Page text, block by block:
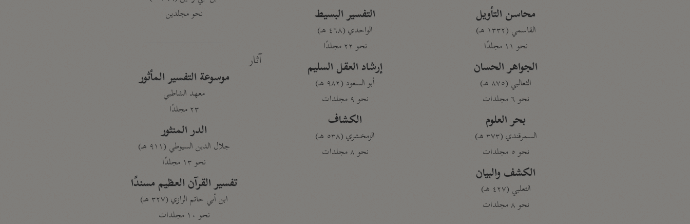
محاسن التأويل
القاسمي (١٣٣٢ هـ)
نحو ١١ مجلدًا
الجواهر الحسان
الثعالبي (٨٧٥ هـ)
نحو ٦ مجلدات
بحر العلوم
السمرقندي (٣٧٣ هـ)
نحو ٥ مجلدات
الكشف والبيان
الثعلبي (٤٢٧ هـ)
نحو ٨ مجلدات
التفسير البسيط
الواحدي (٤٦٨ هـ)
نحو ٢٢ مجلدًا
إرشاد العقل السليم
أبو السعود (٩٨٢ هـ)
نحو ٩ مجلدات
الكشاف
الزمخشري (٥٣٨ هـ)
نحو ٨ مجلدات
نحو مجلدين
آثار
موسوعة التفسير المأثور
معهد الشاطبي
٢٣ مجلدًا
الدر المنثور
جلال الدين السيوطي (٩١١ هـ)
نحو ١٣ مجلدًا
تفسير القرآن العظيم مسندًا
ابن أبي حاتم الرازي (٣٢٧ هـ)
نحو ١٠ مجلدات